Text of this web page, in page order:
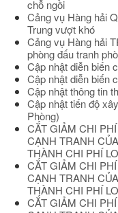
chỗ ngồi
Cảng vụ Hàng hải
Trung vượt khó
Cảng vụ Hàng hải
phòng đấu tranh
Cập nhật diễn biến
Cập nhật diễn biến
Cập nhật thông tin
Cập nhật tiến độ
Phòng)
CẮT GIẢM CHI
CẠNH TRANH
THÀNH CHI PHÍ
CẮT GIẢM CHI
CẠNH TRANH
THÀNH CHI PHÍ
CẮT GIẢM CHI